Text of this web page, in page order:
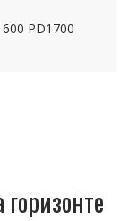
PD1700